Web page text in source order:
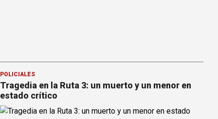
POLICIALES
Tragedia en la Ruta 3: un muerto y un menor en
estado crítico